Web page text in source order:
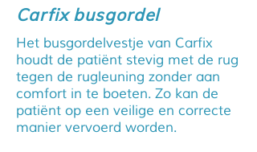
Carfix busgordel
Het busgordelvestje van Carfix
houdt de patiënt stevig met de rug
tegen de rugleuning zonder aan
comfort in te boeten. Zo kan de
patiënt op een veilige en correcte
manier vervoerd worden.